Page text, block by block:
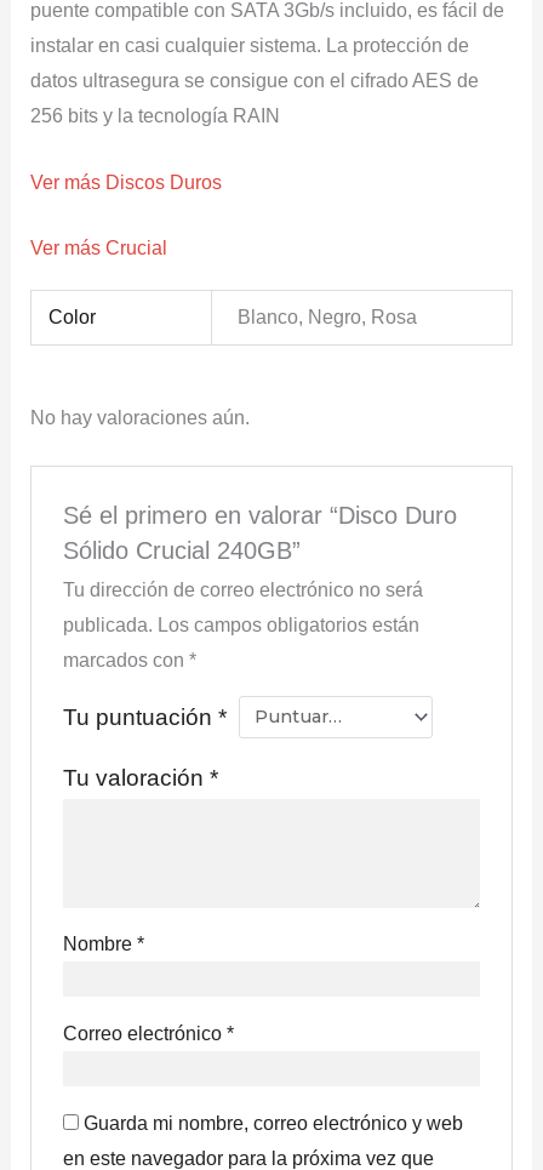
puente compatible con SATA 3Gb/s incluido, es fácil de
instalar en casi cualquier sistema. La protección de
datos ultrasegura se consigue con el cifrado AES de
256 bits y la tecnología RAIN
Ver más Discos Duros
Ver más Crucial
Color Blanco, Negro, Rosa
No hay valoraciones aún.
Sé el primero en valorar “Disco Duro
Sólido Crucial 240GB”
Tu dirección de correo electrónico no será
publicada. Los campos obligatorios están
marcados con*
Tu puntuación*
Tu valoración*
Nombre*
Correo electrónico*
Guarda mi nombre, correo electrónico y web
en este navegador para la próxima vez que